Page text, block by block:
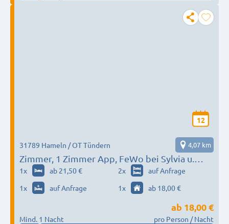
12
Zimmer, 1 Zimmer App, FeWo bei Sylvia u.
Norbert / gute Anbindung Hannover Messe
31789 Hameln / OT Tündern 4,07 km
1x ab 21,50 € 2x
auf Anfrage
1x auf Anfrage 1x ab 18,00 €
Mind. 1 Nacht
ab 18,00 €
pro Person / Nacht